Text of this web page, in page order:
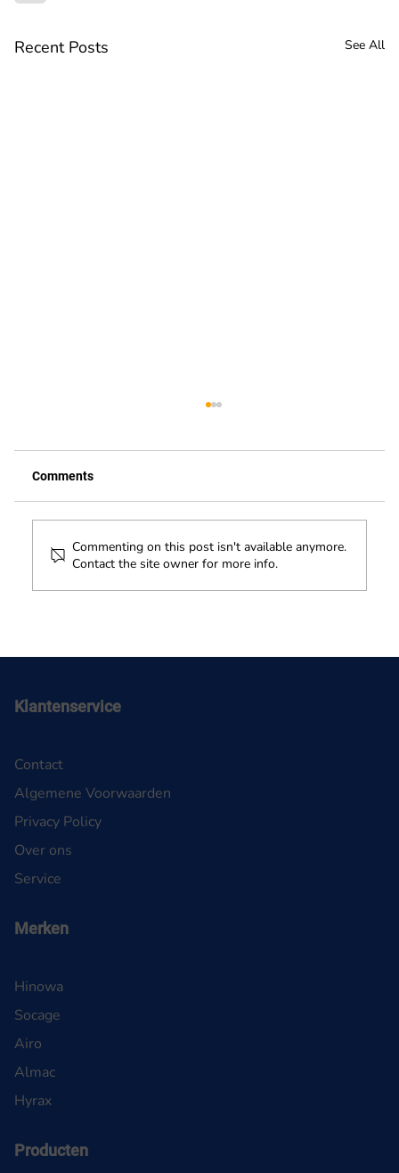
Recent Posts See All
Comments
Commenting on this post isn't available anymore.
Contact the site owner for more info.
Klantenservice
Contact
Algemene Voorwaarden
Privacy Policy
Over ons
Service
Merken
Hinowa
Socage
Airo
Almac
Hyrax
Producten